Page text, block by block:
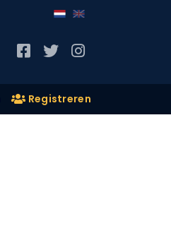
Registreren